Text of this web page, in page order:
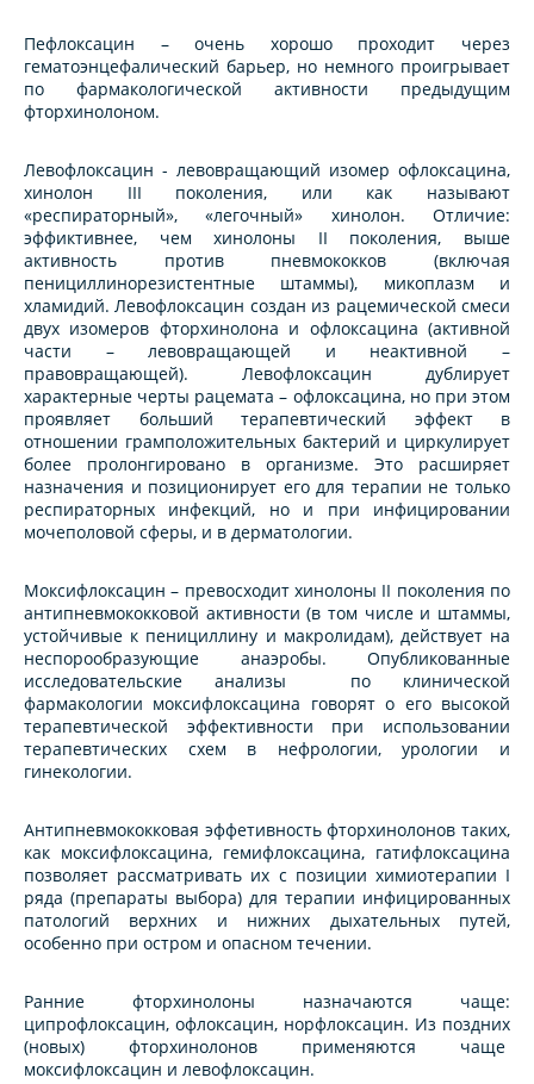
Пефлоксацин – очень хорошо проходит через
гематоэнцефалический барьер, но немного проигрывает
по фармакологической активности предыдущим
фторхинолоном.
Левофлоксацин - левовращающий изомер офлоксацина,
хинолон III поколения, или как называют
«респираторный», «легочный» хинолон. Отличие:
эффиктивнее, чем хинолоны II поколения, выше
активность против пневмококков (включая
пенициллинорезистентные штаммы), микоплазм и
хламидий. Левофлоксацин создан из рацемической смеси
двух изомеров фторхинолона и офлоксацина (активной
части – левовращающей и неактивной –
правовращающей). Левофлоксацин дублирует
характерные черты рацемата – офлоксацина, но при этом
проявляет больший терапевтический эффект в
отношении грамположительных бактерий и циркулирует
более пролонгировано в организме. Это расширяет
назначения и позиционирует его для терапии не только
респираторных инфекций, но и при инфицировании
мочеполовой сферы, и в дерматологии.
Моксифлоксацин – превосходит хинолоны II поколения по
антипневмококковой активности (в том числе и штаммы,
устойчивые к пенициллину и макролидам), действует на
неспорообразующие анаэробы. Опубликованные
исследовательские анализы по клинической
фармакологии моксифлоксацина говорят о его высокой
терапевтической эффективности при использовании
терапевтических схем в нефрологии, урологии и
гинекологии.
Антипневмококковая эффетивность фторхинолонов таких,
как моксифлоксацина, гемифлоксацина, гатифлоксацина
позволяет рассматривать их с позиции химиотерапии I
ряда (препараты выбора) для терапии инфицированных
патологий верхних и нижних дыхательных путей,
особенно при остром и опасном течении.
Ранние фторхинолоны назначаются чаще:
ципрофлоксацин, офлоксацин, норфлоксацин. Из поздних
(новых) фторхинолонов применяются чаще
моксифлоксацин и левофлоксацин.